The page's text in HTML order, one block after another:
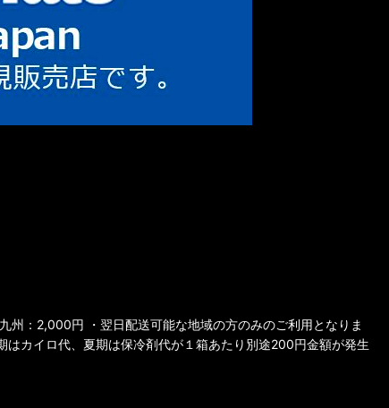
：2,000円 ・翌日配送可能な地域の方のみのご利用となりま
カイロ代、夏期は保冷剤代が１箱あたり別途200円金額が発生